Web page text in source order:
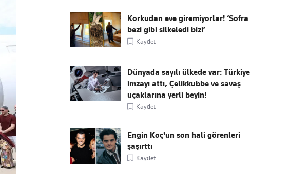
Korkudan eve giremiyorlar! ‘Sofra
bezi gibi silkeledi bizi’
Kaydet
Dünyada sayılı ülkede var: Türkiye
imzayı attı, Çelikkubbe ve savaş
uçaklarına yerli beyin!
Kaydet
Engin Koç'un son hali görenleri
şaşırttı
Kaydet